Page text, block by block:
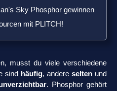
Sky Phosphor gewinnen
mit PLITCH!
musst du viele verschiedene
sind
häufig, andere selten und
. Phosphor gehört